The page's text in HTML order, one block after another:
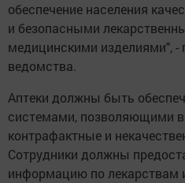
обеспечение населения
и безопасными
медицинскими изделиями", -
ведомства.
Аптеки должны быть
системами, позволяющими
контрафактные и
Сотрудники должны
информацию по лекарствам